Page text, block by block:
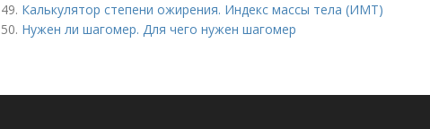
49. Калькулятор степени ожирения. Индекс массы тела (ИМТ)
50. Нужен ли шагомер. Для чего нужен шагомер